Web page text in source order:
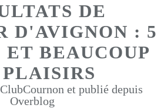
DE
D'AVIGNON : 5
BEAUCOUP
et publié depuis
Overblog